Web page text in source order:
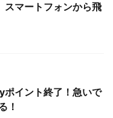
スマートフォンから飛
イント終了！急いで
！